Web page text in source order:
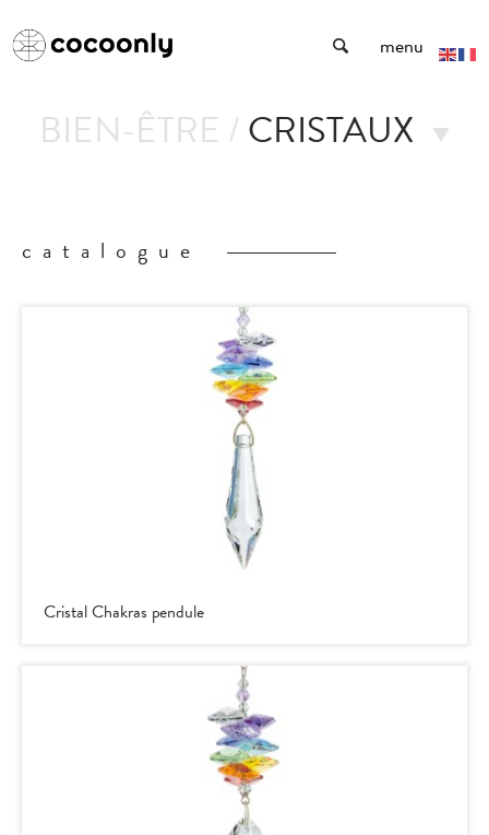
menu
BIEN-ÊTRE / CRISTAUX
catalogue
Cristal Chakras pendule